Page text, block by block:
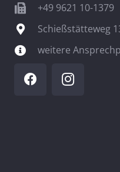
+49 9621 10-1379
Schießstätteweg
weitere